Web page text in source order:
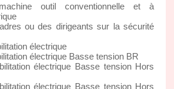
outil conventionnelle et à
ou des dirigeants sur la sécurité
électrique
électrique Basse tension BR
électrique Basse tension Hors
électrique Basse tension Hors